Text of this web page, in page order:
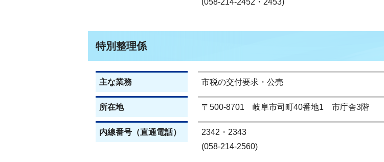
(058-214-2452・2453)
特別整理係
主な業務 市税の交付要求・公売
所在地 〒500-8701 岐阜市司町40番地1 市庁舎3階
内線番号（直通電話）
2342・2343
(058-214-2560)